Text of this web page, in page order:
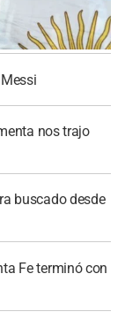
nos trajo
buscado desde
Fe terminó con